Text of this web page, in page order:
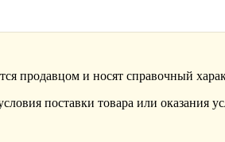
продавцом и носят справочный
поставки товара или оказания